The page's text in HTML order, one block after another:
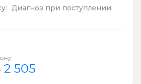
Диагноз при поступлении:
2 505